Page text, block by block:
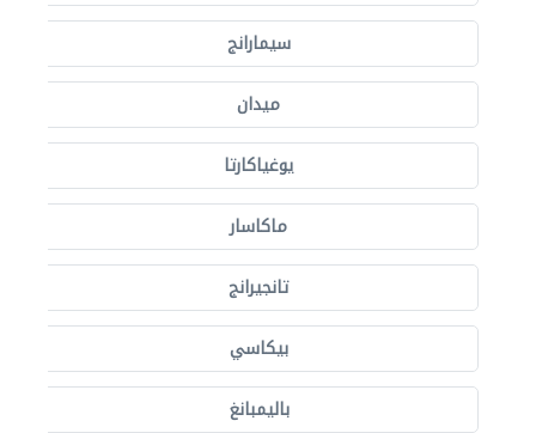
سيمارانج
ميدان
يوغياكارتا
ماكاسار
تانجيرانج
بيكاسي
باليمبانغ